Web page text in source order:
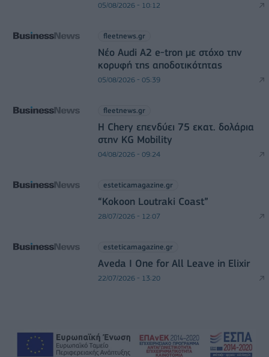
05/08/2026 - 10:12
fleetnews.gr
Νέο Audi A2 e-tron με στόχο την
κορυφή της αποδοτικότητας
05/08/2026 - 05:39
fleetnews.gr
Η Chery επενδύει 75 εκατ. δολάρια
στην KG Mobility
04/08/2026 - 09:24
esteticamagazine.gr
“Kokoon Loutraki Coast”
28/07/2026 - 12:07
esteticamagazine.gr
Aveda I One for All Leave in Elixir
22/07/2026 - 13:20